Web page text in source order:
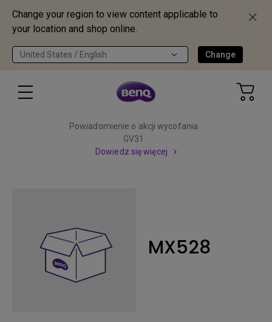
Change your region to view content applicable to
your location and shop online.
United States / English Change
Powiadomienie o akcji wycofania
GV31
Dowiedz się więcej
MX528